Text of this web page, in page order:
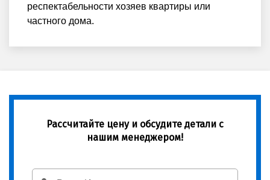
респектабельности хозяев квартиры или
частного дома.
Рассчитайте цену и обсудите детали с
нашим менеджером!